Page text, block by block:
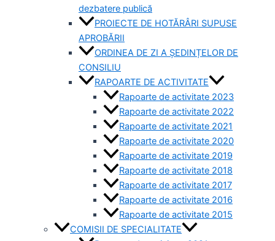
dezbatere publică
PROIECTE DE HOTĂRÂRI SUPUSE
APROBĂRII
ORDINEA DE ZI A ȘEDINȚELOR DE
CONSILIU
RAPOARTE DE ACTIVITATE
Rapoarte de activitate 2023
Rapoarte de activitate 2022
Rapoarte de activitate 2021
Rapoarte de activitate 2020
Rapoarte de activitate 2019
Rapoarte de activitate 2018
Rapoarte de activitate 2017
Rapoarte de activitate 2016
Rapoarte de activitate 2015
COMISII DE SPECIALITATE